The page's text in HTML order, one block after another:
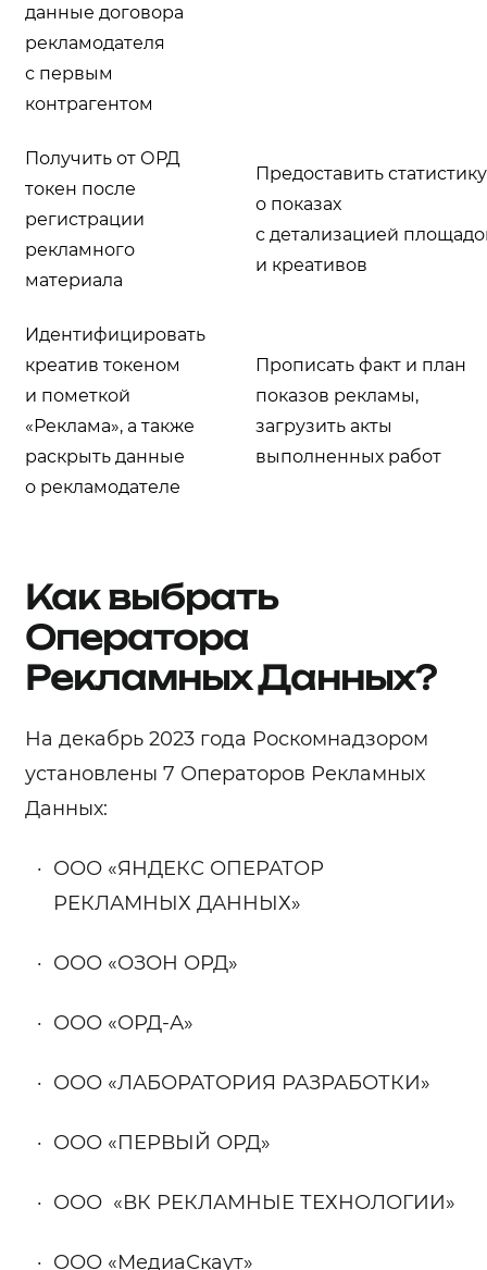
данные договора
рекламодателя
с первым
контрагентом
Получить от ОРД
токен после
регистрации
рекламного
материала
Предоставить статистику
о показах
с детализацией
и креативов
Идентифицировать
креатив токеном
и пометкой
«Реклама», а также
раскрыть данные
о рекламодателе
Прописать факт и план
показов рекламы,
загрузить акты
выполненных работ
Как выбрать
Оператора
Рекламных Данных?
На декабрь 2023 года Роскомнадзором
установлены 7 Операторов Рекламных
Данных:
ООО «ЯНДЕКС ОПЕРАТОР
РЕКЛАМНЫХ ДАННЫХ»
ООО «ОЗОН ОРД»
ООО «ОРД-А»
ООО «ЛАБОРАТОРИЯ РАЗРАБОТКИ»
ООО «ПЕРВЫЙ ОРД»
ООО «ВК РЕКЛАМНЫЕ ТЕХНОЛОГИИ»
ООО «МедиаСкаут»